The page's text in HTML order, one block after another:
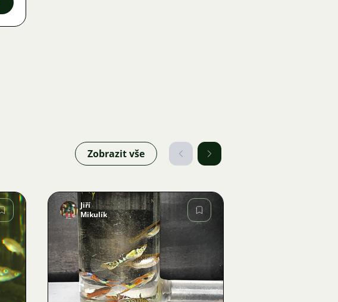
Zobrazit vše
Obrázek
Jiří
Mikulík
72